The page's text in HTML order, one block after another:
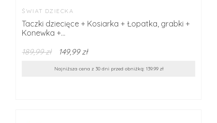
ŚWIAT DZIECKA
Taczki dziecięce + Kosiarka + Łopatka, grabki +
Konewka +...
189,99 zł
149,99 zł
Najniższa cena z 30 dni przed obniżką: 139.99 zł